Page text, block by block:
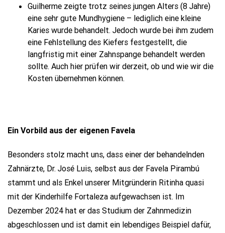
Guilherme zeigte trotz seines jungen Alters (8 Jahre)
eine sehr gute Mundhygiene – lediglich eine kleine
Karies wurde behandelt. Jedoch wurde bei ihm zudem
eine Fehlstellung des Kiefers festgestellt, die
langfristig mit einer Zahnspange behandelt werden
sollte. Auch hier prüfen wir derzeit, ob und wie wir die
Kosten übernehmen können.
Ein Vorbild aus der eigenen Favela
Besonders stolz macht uns, dass einer der behandelnden
Zahnärzte, Dr. José Luis, selbst aus der Favela Pirambú
stammt und als Enkel unserer Mitgründerin Ritinha quasi
mit der Kinderhilfe Fortaleza aufgewachsen ist. Im
Dezember 2024 hat er das Studium der Zahnmedizin
abgeschlossen und ist damit ein lebendiges Beispiel dafür,